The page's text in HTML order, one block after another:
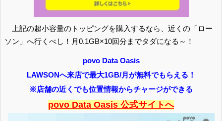
上記の超小容量のトッピングを購入するなら、近くの「ロー
ソン」へ行くべし！月0.1GB×10回分までタダになる～！
povo Data Oasis
LAWSONへ来店で最大1GB/月が無料でもらえる！
※店舗の近くでも位置情報からチャージができる
povo Data Oasis 公式サイトへ